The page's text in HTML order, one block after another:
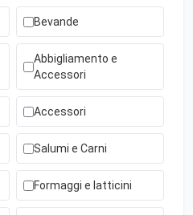
Bevande
Abbigliamento e
Accessori
Accessori
Salumi e Carni
Formaggi e latticini